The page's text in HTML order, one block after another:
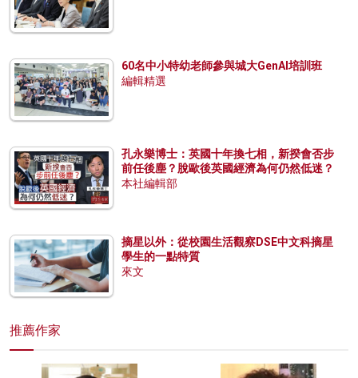
60名中小特幼老師參與城大GenAI培訓班
編輯精選
孔永樂博士：英國十年換七相，新揆會否步
前任後塵？脫歐後英國經濟為何仍然低迷？
本社編輯部
摘星以外：從校園生活觀察DSE中文科摘星
學生的一點特質
來文
推薦作家